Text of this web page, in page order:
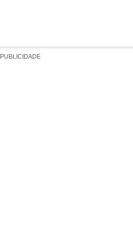
PUBLICIDADE